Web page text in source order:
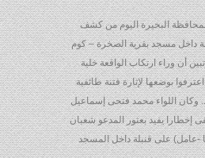
بمحافظة البحيرة اليوم من كشف
داخل مسجد بقرية الصخرة – كوم
أن وراء ارتكاب الواقعة خلية
11 شخصا اعترفوا بوضعها لإثارة فتنة طائفية
وكان اللواء محمد فتحى إسماعيل
إخطارا يفيد بعثور المدعو شعبان
(55 عاما -عامل) على قنبلة داخل المسجد